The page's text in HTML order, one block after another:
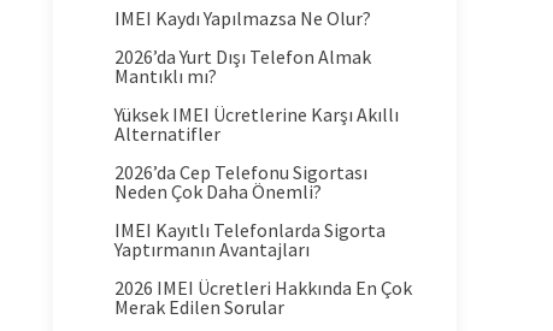
IMEI Kaydı Yapılmazsa Ne Olur?
2026’da Yurt Dışı Telefon Almak
Mantıklı mı?
Yüksek IMEI Ücretlerine Karşı Akıllı
Alternatifler
2026’da Cep Telefonu Sigortası
Neden Çok Daha Önemli?
IMEI Kayıtlı Telefonlarda Sigorta
Yaptırmanın Avantajları
2026 IMEI Ücretleri Hakkında En Çok
Merak Edilen Sorular